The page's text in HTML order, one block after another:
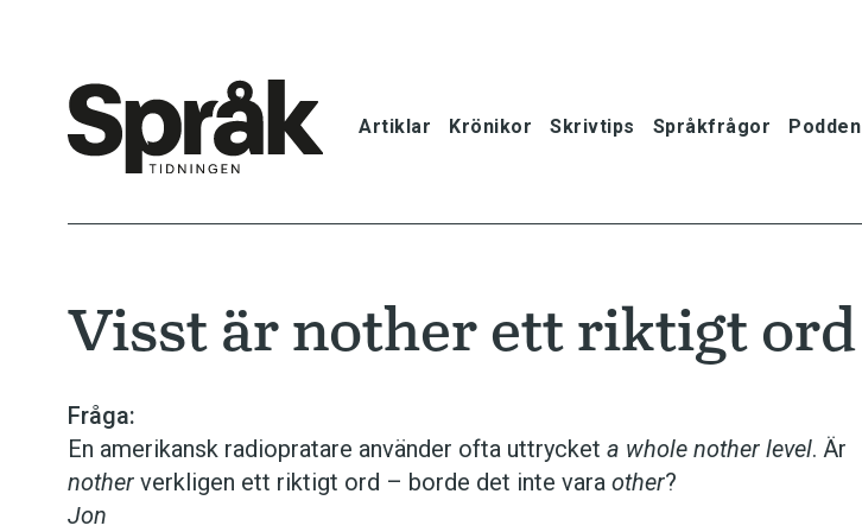
Artiklar Krönikor Skrivtips Språkfrågor Podden
Krönikor
Skrivtips
Visst är nother ett riktigt ord
Fråga:
En amerikansk radiopratare använder ofta uttrycket a whole nother level. Är
nother verkligen ett riktigt ord – borde det inte vara other?
Jon